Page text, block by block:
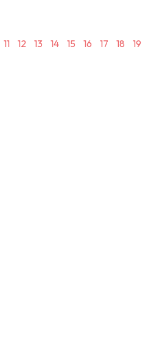
11 12 13 14 15 16 17 18 19